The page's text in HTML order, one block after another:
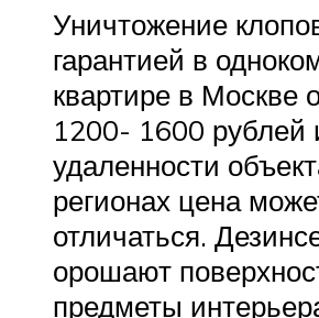
Уничтожение
гарантией в
квартире в Москве
1200- 1600 рублей
удаленности
регионах цена
отличаться.
орошают
предметы